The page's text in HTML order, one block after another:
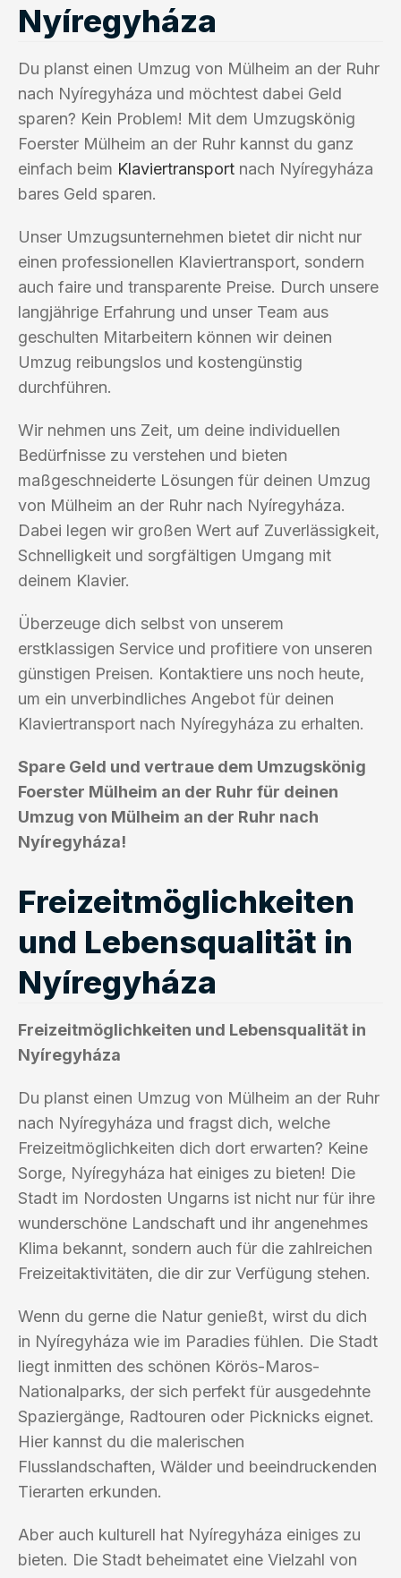
Nyíregyháza
Du planst einen Umzug von Mülheim an der Ruhr
nach Nyíregyháza und möchtest dabei Geld
sparen? Kein Problem! Mit dem Umzugskönig
Foerster Mülheim an der Ruhr kannst du ganz
einfach beim Klaviertransport nach Nyíregyháza
bares Geld sparen.
Unser Umzugsunternehmen bietet dir nicht nur
einen professionellen Klaviertransport, sondern
auch faire und transparente Preise. Durch unsere
langjährige Erfahrung und unser Team aus
geschulten Mitarbeitern können wir deinen
Umzug reibungslos und kostengünstig
durchführen.
Wir nehmen uns Zeit, um deine individuellen
Bedürfnisse zu verstehen und bieten
maßgeschneiderte Lösungen für deinen Umzug
von Mülheim an der Ruhr nach Nyíregyháza.
Dabei legen wir großen Wert auf Zuverlässigkeit,
Schnelligkeit und sorgfältigen Umgang mit
deinem Klavier.
Überzeuge dich selbst von unserem
erstklassigen Service und profitiere von unseren
günstigen Preisen. Kontaktiere uns noch heute,
um ein unverbindliches Angebot für deinen
Klaviertransport nach Nyíregyháza zu erhalten.
Spare Geld und vertraue dem Umzugskönig
Foerster Mülheim an der Ruhr für deinen
Umzug von Mülheim an der Ruhr nach
Nyíregyháza!
Freizeitmöglichkeiten
und Lebensqualität in
Nyíregyháza
Freizeitmöglichkeiten und Lebensqualität in
Nyíregyháza
Du planst einen Umzug von Mülheim an der Ruhr
nach Nyíregyháza und fragst dich, welche
Freizeitmöglichkeiten dich dort erwarten? Keine
Sorge, Nyíregyháza hat einiges zu bieten! Die
Stadt im Nordosten Ungarns ist nicht nur für ihre
wunderschöne Landschaft und ihr angenehmes
Klima bekannt, sondern auch für die zahlreichen
Freizeitaktivitäten, die dir zur Verfügung stehen.
Wenn du gerne die Natur genießt, wirst du dich
in Nyíregyháza wie im Paradies fühlen. Die Stadt
liegt inmitten des schönen Körös-Maros-
Nationalparks, der sich perfekt für ausgedehnte
Spaziergänge, Radtouren oder Picknicks eignet.
Hier kannst du die malerischen
Flusslandschaften, Wälder und beeindruckenden
Tierarten erkunden.
Aber auch kulturell hat Nyíregyháza einiges zu
bieten. Die Stadt beheimatet eine Vielzahl von